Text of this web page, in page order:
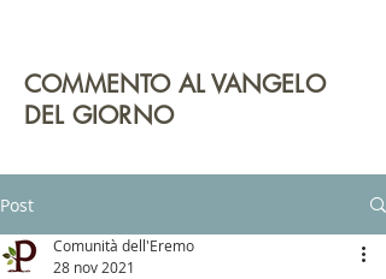
COMMENTO AL VANGELO
DEL GIORNO
Post
Comunità dell'Eremo
28 nov 2021